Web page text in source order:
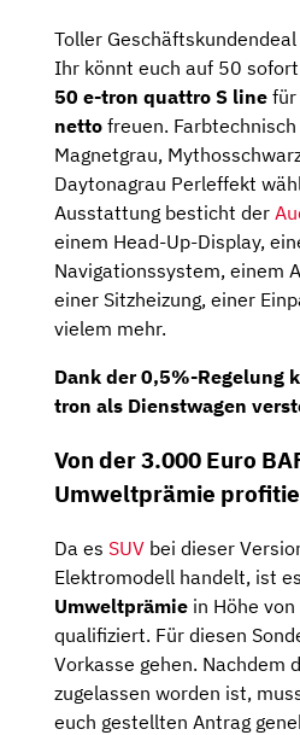
Toller Geschäftskundendeal
Ihr könnt euch auf 50
50 e-tron quattro S line für
netto freuen.
Magnetgrau,
Daytonagrau Perleffekt
Ausstattung besticht der
einem Head-Up-Display,
Navigationssystem, einem
einer Sitzheizung, einer
vielem mehr.
Dank der0,5%-Regelung
tron als Dienstwagen
Von der 3.000 Euro
Umweltprämie
Da es SUV bei dieser
Elektromodell handelt, ist
Umweltprämie in Höhe von
qualifiziert. Für diesen
Vorkasse gehen. Nachdem
zugelassen worden ist,
euch gestellten Antrag